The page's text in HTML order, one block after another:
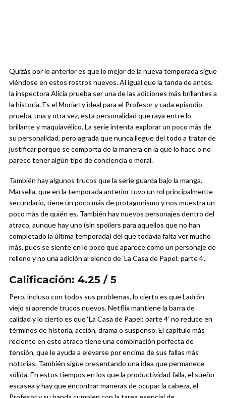
Quizás por lo anterior es que lo mejor de la nueva temporada sigue
viéndose en estos rostros nuevos. Al igual que la tanda de antes,
la inspectora Alicia prueba ser una de las adiciones más brillantes a
la historia. Es el Moriarty ideal para el Profesor y cada episodio
prueba, una y otra vez, esta personalidad que raya entre lo
brillante y maquiavélico. La serie intenta explorar un poco más de
su personalidad, pero agrada que nunca llegue del todo a tratar de
justificar porque se comporta de la manera en la que lo hace o no
parece tener algún tipo de conciencia o moral.
También hay algunos trucos que la serie guarda bajo la manga.
Marsella, que en la temporada anterior tuvo un rol principalmente
secundario, tiene un poco más de protagonismo y nos muestra un
poco más de quién es. También hay nuevos personajes dentro del
atraco, aunque hay uno (sin spoilers para aquellos que no han
completado la última temporada) del que todavía falta ver mucho
más, pues se siente en lo poco que aparece como un personaje de
relleno y no una adición al elenco de ‘La Casa de Papel: parte 4’.
Calificación: 4.25 / 5
Pero, incluso con todos sus problemas, lo cierto es que Ladrón
viejo sí aprende trucos nuevos. Netflix mantiene la barra de
calidad y lo cierto es que ‘La Casa de Papel: parte 4’ no reduce en
términos de historia, acción, drama o suspenso. El capítulo más
reciente en este atraco tiene una combinación perfecta de
tensión, que le ayuda a elevarse por encima de sus fallas más
notorias. También sigue presentando una idea que permanece
sólida. En estos tiempos en los que la productividad falla, el sueño
escasea y hay que encontrar maneras de ocupar la cabeza, el